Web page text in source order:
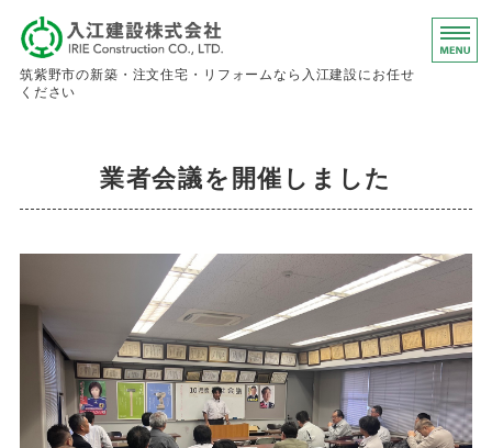
入江建設株
筑紫野市の新築・注文住宅・リフォームなら入江建設にお任せ
ください
求人情報
業者会議を開催しました